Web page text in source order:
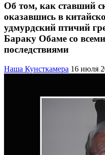
Об том, как ставший
оказавшись в
удмурдский птичий
Бараку Обаме со
последствиями
Наша Кунсткамера 16 июля